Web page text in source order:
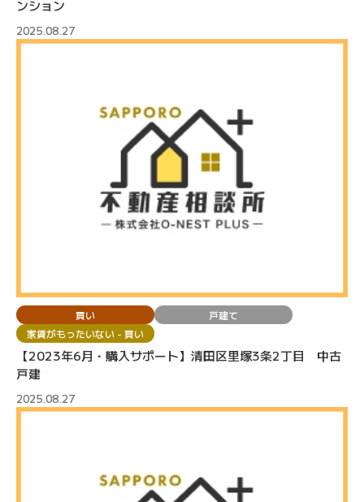
ンション
2025.08.27
買い
戸建て
家賃がもったいない - 買い
【2023年6月・購入サポート】清田区里塚3条2丁目 中古
戸建
2025.08.27